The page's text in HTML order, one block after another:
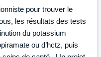
pour trouver le
les résultats des tests
du potassium
ou d’hctz, puis